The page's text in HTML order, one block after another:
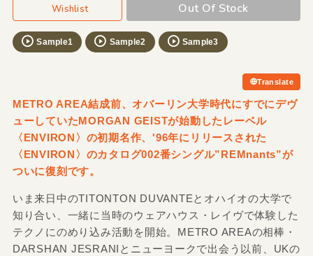
Wishlist Out Of Stock
Sample1 Sample2 Sample3
Translate
METRO AREA結成前、オバーリン大学時代にすでにデヴ
ューしていたMORGAN GEISTが始動したレーベル
〈ENVIRON〉の初期名作、'96年にリリースされた
〈ENVIRON〉のカタログ002番シングル”REMnants”が
ついに復刻です。
いま来日中のTITONTON DUVANTEとオハイオの大学で
知り合い、一緒に当時のウェアハウス・レイヴで体験した
テクノにのめり込み活動を開始。METRO AREAの相棒・
DARSHAN JESRANIとニューヨークで出会う以前、UKの